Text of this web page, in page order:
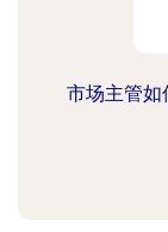
市场主管如